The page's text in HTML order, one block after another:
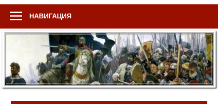
НАВИГАЦИЯ